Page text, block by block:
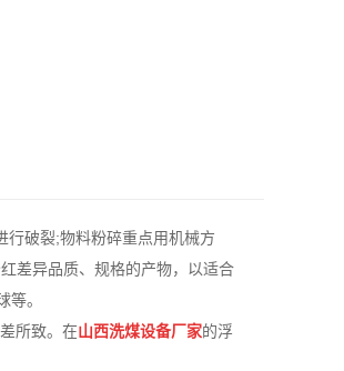
行破裂;物料粉碎重点用机械方
差异品质、规格的产物，以适合
。
所致。在山西洗煤设备厂家的浮